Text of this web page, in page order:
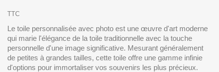
TTC
Le toile personnalisée avec photo est une œuvre d'art moderne
qui marie l'élégance de la toile traditionnelle avec la touche
personnelle d'une image significative. Mesurant généralement
de petites à grandes tailles, cette toile offre une gamme infinie
d'options pour immortaliser vos souvenirs les plus précieux.